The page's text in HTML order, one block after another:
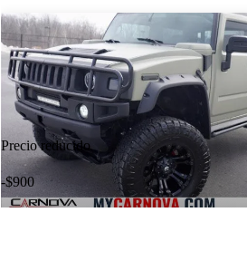
Precio reducido
-$900